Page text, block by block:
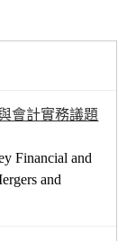
會計實務議題
Financial and
and